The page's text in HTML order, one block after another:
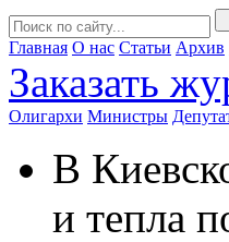
Главная О нас Статьи Архив
Заказать
Олигархи Министры
В
и тепла